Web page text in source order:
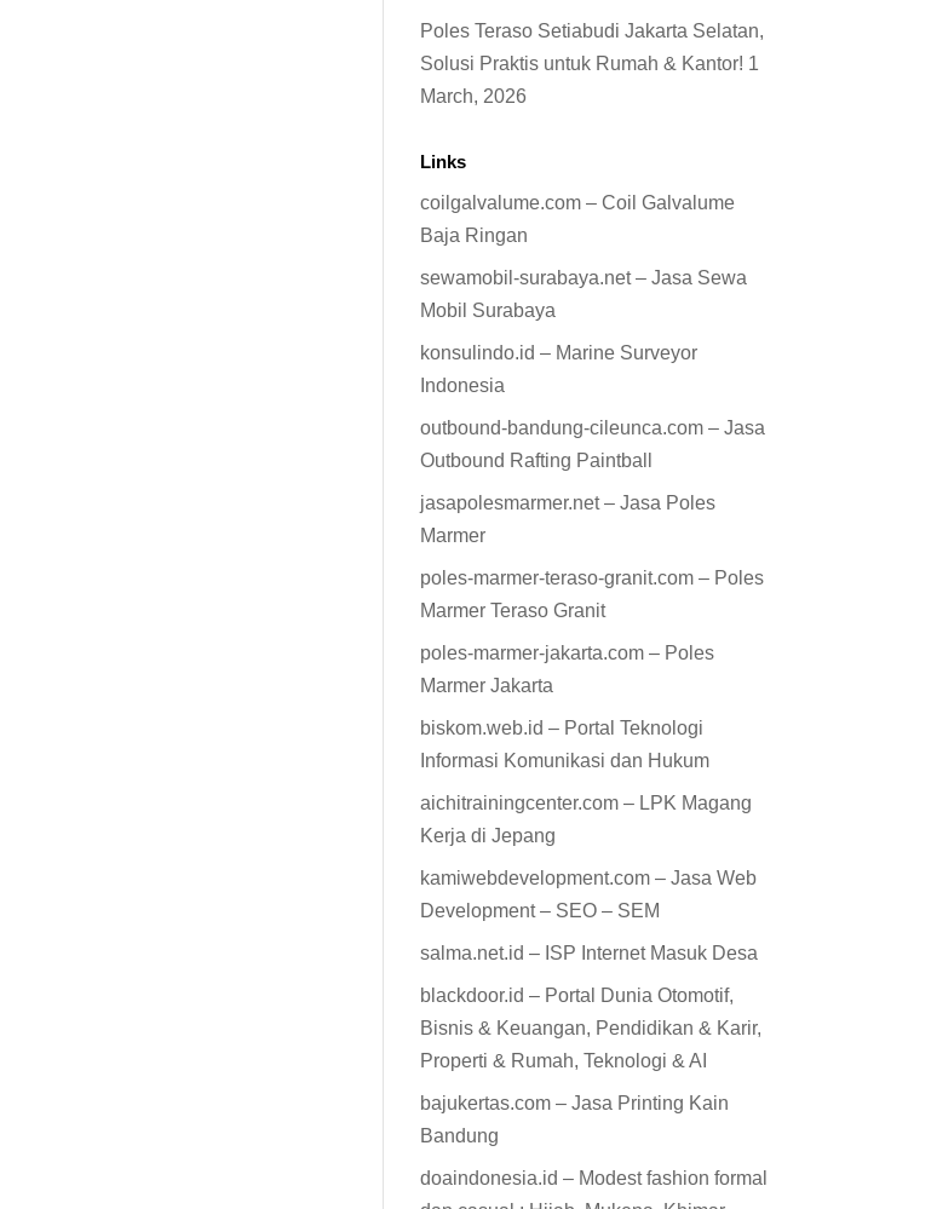
Poles Teraso Setiabudi Jakarta Selatan,
Solusi Praktis untuk Rumah & Kantor! 1
March, 2026
Links
coilgalvalume.com – Coil Galvalume
Baja Ringan
sewamobil-surabaya.net – Jasa Sewa
Mobil Surabaya
konsulindo.id – Marine Surveyor
Indonesia
outbound-bandung-cileunca.com – Jasa
Outbound Rafting Paintball
jasapolesmarmer.net – Jasa Poles
Marmer
poles-marmer-teraso-granit.com – Poles
Marmer Teraso Granit
poles-marmer-jakarta.com – Poles
Marmer Jakarta
biskom.web.id – Portal Teknologi
Informasi Komunikasi dan Hukum
aichitrainingcenter.com – LPK Magang
Kerja di Jepang
kamiwebdevelopment.com – Jasa Web
Development – SEO – SEM
salma.net.id – ISP Internet Masuk Desa
blackdoor.id – Portal Dunia Otomotif,
Bisnis & Keuangan, Pendidikan & Karir,
Properti & Rumah, Teknologi & AI
bajukertas.com – Jasa Printing Kain
Bandung
doaindonesia.id – Modest fashion formal